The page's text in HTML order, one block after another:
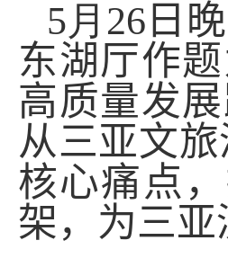
5月 26 日
东湖厅作
高质量发
从三亚文
核心痛点
架，为三